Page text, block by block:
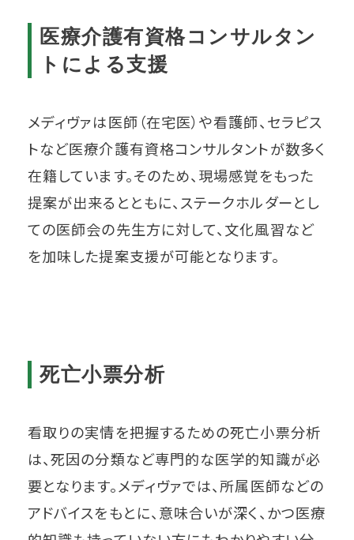
医療介護有資格コンサルタン
トによる支援
メディヴァは医師（在宅医）や看護師、セラピス
トなど医療介護有資格コンサルタントが数多く
在籍しています。そのため、現場感覚をもった
提案が出来るとともに、ステークホルダーとし
ての医師会の先生方に対して、文化風習など
を加味した提案支援が可能となります。
死亡小票分析
看取りの実情を把握するための死亡小票分析
は、死因の分類など専門的な医学的知識が必
要となります。メディヴァでは、所属医師などの
アドバイスをもとに、意味合いが深く、かつ医療